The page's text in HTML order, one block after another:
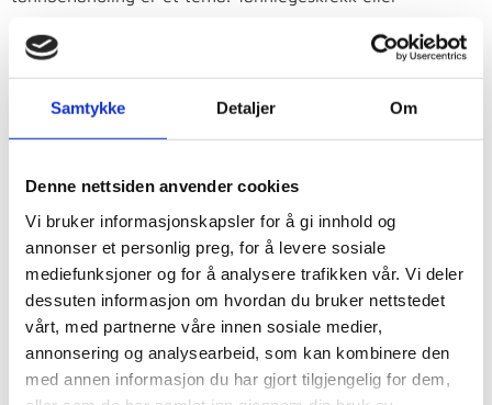
Samtykke Detaljer Om
Denne nettsiden anvender cookies
Vi bruker informasjonskapsler for å gi innhold og
annonser et personlig preg, for å levere sosiale
mediefunksjoner og for å analysere trafikken vår. Vi deler
dessuten informasjon om hvordan du bruker nettstedet
vårt, med partnerne våre innen sosiale medier,
annonsering og analysearbeid, som kan kombinere den
med annen informasjon du har gjort tilgjengelig for dem,
befolkningen. Som en konsekvens av dette er det
møte opp til tannlegen.
tannlegen varierer mye, og personer med
tannlegeskrekk synes gjerne at det er veldig ubehagelig
å møte opp til tannlegen. Frykt ikke, vi i Tannlegene
Otterstad hjelper deg med å overkomme
tannlegeskrekken din.